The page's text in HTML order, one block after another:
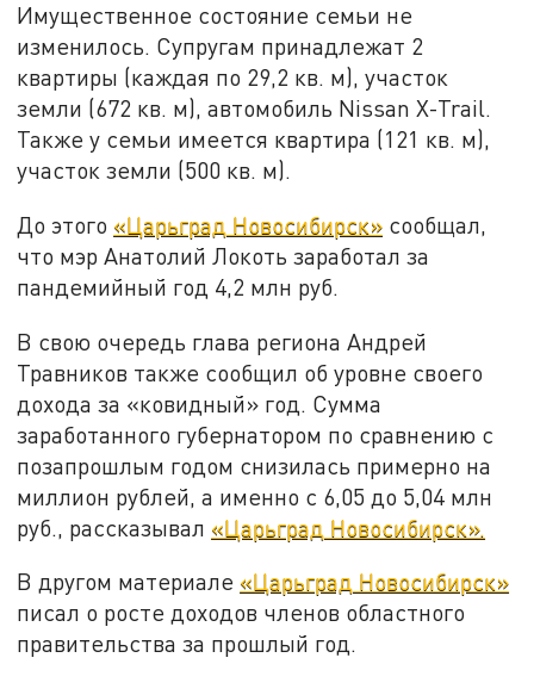
Имущественное состояние семьи не
изменилось. Супругам принадлежат 2
квартиры (каждая по 29,2 кв. м), участок
земли (672 кв. м), автомобиль Nissan X-Trail.
Также у семьи имеется квартира (121 кв. м),
участок земли (500 кв. м).
До этого «Царьград Новосибирск» сообщал,
что мэр Анатолий Локоть заработал за
пандемийный год 4,2 млн руб.
В свою очередь глава региона Андрей
Травников также сообщил об уровне своего
дохода за «ковидный» год. Сумма
заработанного губернатором по сравнению с
позапрошлым годом снизилась примерно на
миллион рублей, а именно с 6,05 до 5,04 млн
руб., рассказывал «Царьград Новосибирск».
В другом материале «Царьград Новосибирск»
писал о росте доходов членов областного
правительства за прошлый год.